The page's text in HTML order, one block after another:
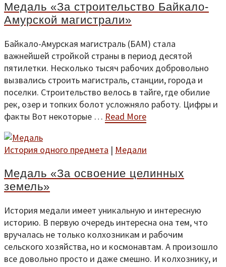
Медаль «За строительство Байкало-
Амурской магистрали»
Байкало-Амурская магистраль (БАМ) стала
важнейшей стройкой страны в период десятой
пятилетки. Несколько тысяч рабочих добровольно
вызвались строить магистраль, станции, города и
поселки. Строительство велось в тайге, где обилие
рек, озер и топких болот усложняло работу. Цифры и
факты Вот некоторые … Read More
История одного предмета | Медали
Медаль «За освоение целинных
земель»
История медали имеет уникальную и интересную
историю. В первую очередь интересна она тем, что
вручалась не только колхозникам и рабочим
сельского хозяйства, но и космонавтам. А произошло
все довольно просто и даже смешно. И колхознику, и